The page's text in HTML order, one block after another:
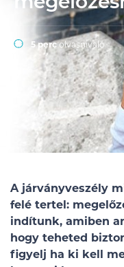
5 percolvasnivaló
A járványveszély
felé tertel:
indítunk, amiben
hogy teheted
figyelj ha ki kell